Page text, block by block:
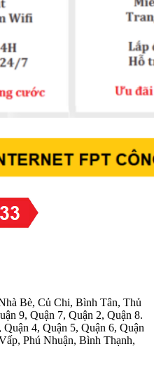
Bè, Củ Chi, Bình Tân, Thủ
9, Quận 7, Quận 2, Quận 8.
Quận 4, Quận 5, Quận 6, Quận
Phú Nhuận, Bình Thạnh,